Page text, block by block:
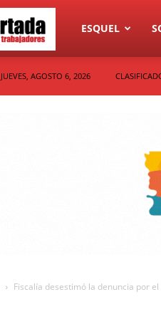
Diario
La
ESQUEL
JUEVES, AGOSTO 6, 2026
Fiscalía desestimó la denuncia por